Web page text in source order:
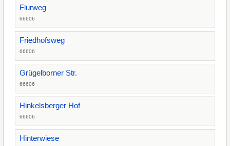
Flurweg
66606
Friedhofsweg
66606
Grügelborner Str.
66606
Hinkelsberger Hof
66606
Hinterwiese